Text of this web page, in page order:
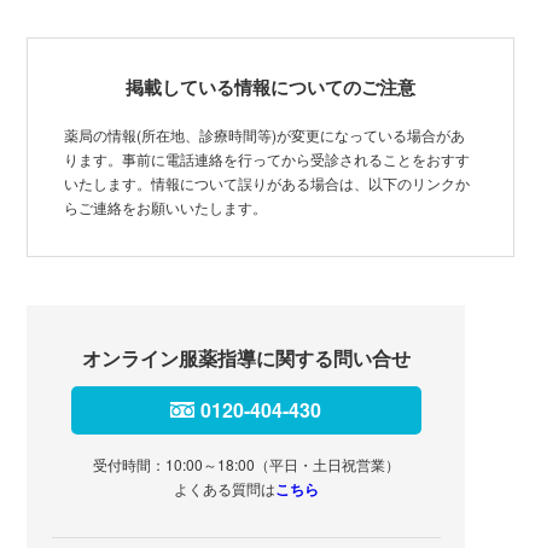
掲載している情報についてのご注意
薬局の情報(所在地、診療時間等)が変更になっている場合があ
ります。事前に電話連絡を行ってから受診されることをおすす
いたします。情報について誤りがある場合は、以下のリンクか
らご連絡をお願いいたします。
オンライン服薬指導に関する問い合せ
0120-404-430
受付時間：10:00～18:00（平日・土日祝営業）
よくある質問はこちら